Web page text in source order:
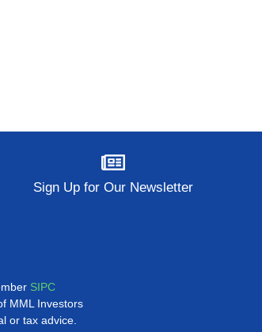
Sign Up for Our Newsletter
SIPC
MML Investors
or tax advice.